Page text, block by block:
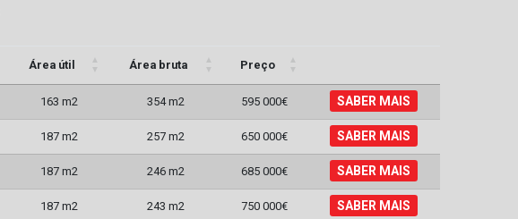
Área útil Área bruta Preço
163 m2 354 m2 595 000€ SABER MAIS
187 m2 257 m2 650 000€ SABER MAIS
187 m2 246 m2 685 000€ SABER MAIS
187 m2 243 m2 750 000€ SABER MAIS